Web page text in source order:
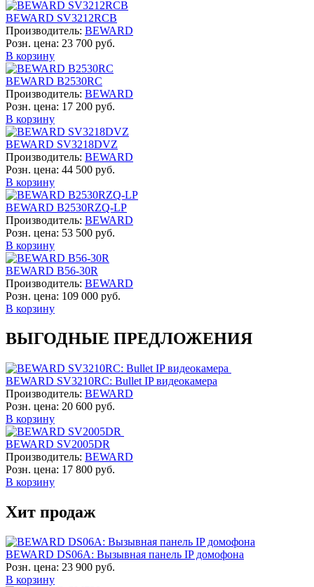
BEWARD SV3212RCB
Производитель: BEWARD
Розн. цена: 23 700 руб.
В корзину
BEWARD B2530RC
Производитель: BEWARD
Розн. цена: 17 200 руб.
В корзину
BEWARD SV3218DVZ
Производитель: BEWARD
Розн. цена: 44 500 руб.
В корзину
BEWARD B2530RZQ-LP
Производитель: BEWARD
Розн. цена: 53 500 руб.
В корзину
BEWARD B56-30R
Производитель: BEWARD
Розн. цена: 109 000 руб.
В корзину
ВЫГОДНЫЕ ПРЕДЛОЖЕНИЯ
BEWARD SV3210RC: Bullet IP видеокамера
Производитель: BEWARD
Розн. цена: 20 600 руб.
В корзину
BEWARD SV2005DR
Производитель: BEWARD
Розн. цена: 17 800 руб.
В корзину
Хит продаж
BEWARD DS06A: Вызывная панель IP домофона
Розн. цена: 23 900 руб.
В корзину